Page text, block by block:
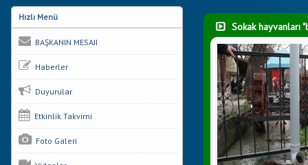
Hızlı Menü
BAŞKANIN MESAJI
Haberler
Duyurular
Etkinlik Takvimi
Foto Galeri
Sokak hayvanları